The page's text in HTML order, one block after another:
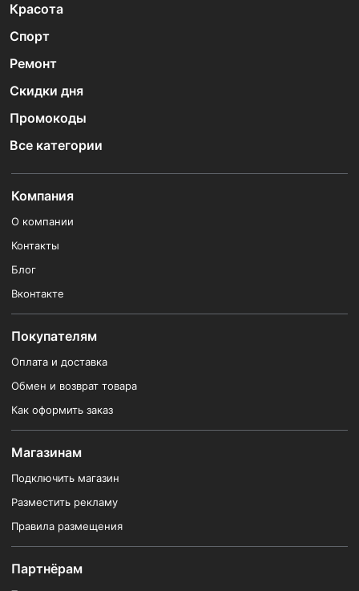
Красота
Спорт
Ремонт
Скидки дня
Промокоды
Все категории
Компания
О компании
Контакты
Блог
Вконтакте
Покупателям
Оплата и доставка
Обмен и возврат товара
Как оформить заказ
Магазинам
Подключить магазин
Разместить рекламу
Правила размещения
Партнёрам